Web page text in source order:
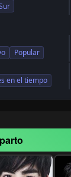
Popular
en el tiempo